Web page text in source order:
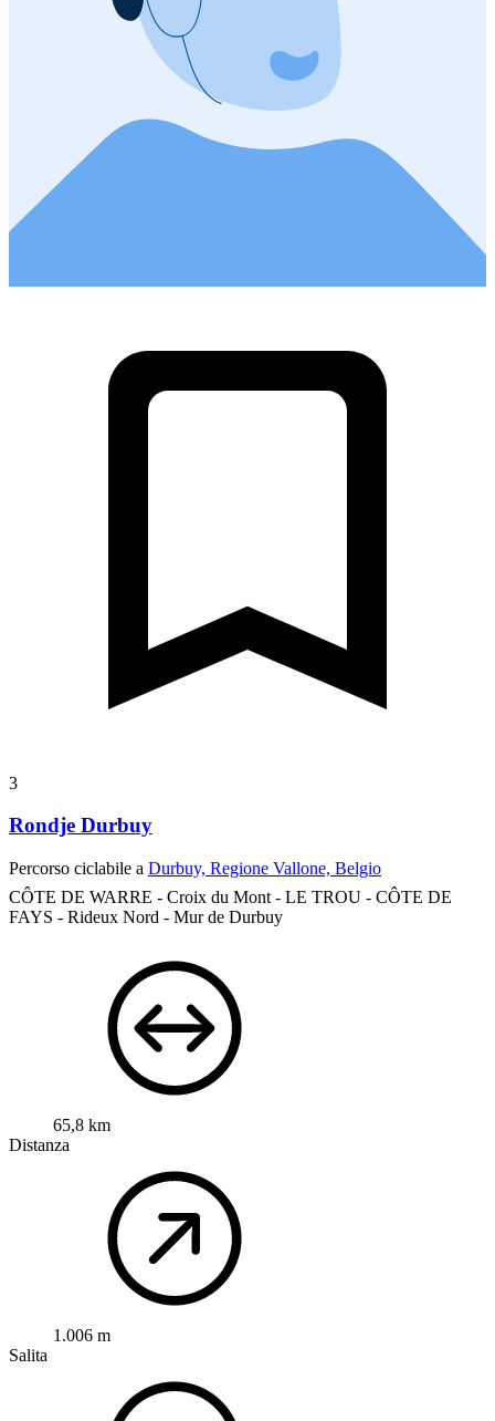
3
Rondje Durbuy
Percorso ciclabile a Durbuy, Regione Vallone, Belgio
CÔTE DE WARRE - Croix du Mont - LE TROU - CÔTE DE
FAYS - Rideux Nord - Mur de Durbuy
65,8 km
Distanza
1.006 m
Salita